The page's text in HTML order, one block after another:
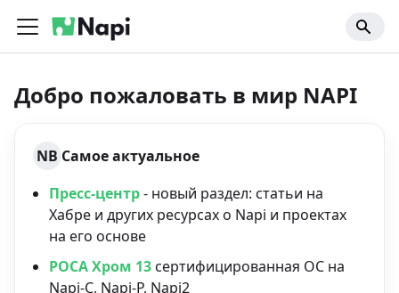
Добро пожаловать в мир NAPI
NB Самое актуальное
Пресс-центр- новый раздел: статьи на
Хабре и других ресурсах о Napi и проектах
на его основе
РОСА Хром 13сертифицированная ОС на
Napi-C, Napi-P, Napi2